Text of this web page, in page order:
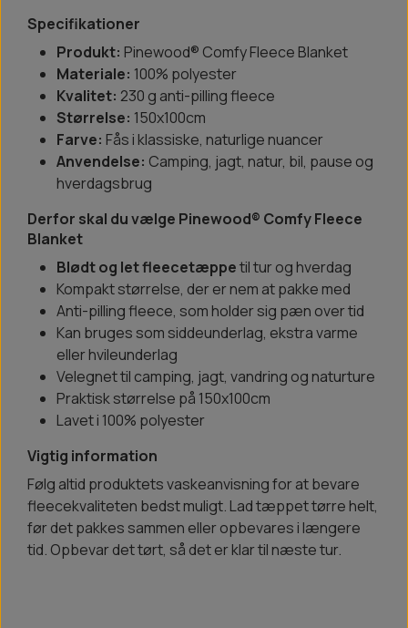
Specifikationer
Produkt: Pinewood® Comfy Fleece Blanket
Materiale: 100% polyester
Kvalitet: 230 g anti-pilling fleece
Størrelse: 150x100cm
Farve: Fås i klassiske, naturlige nuancer
Anvendelse: Camping, jagt, natur, bil, pause og
hverdagsbrug
Derfor skal du vælge Pinewood® Comfy Fleece
Blanket
Blødt og let fleecetæppetil tur og hverdag
Kompakt størrelse, der er nem at pakke med
Anti-pilling fleece, som holder sig pæn over tid
Kan bruges som siddeunderlag, ekstra varme
eller hvileunderlag
Velegnet til camping, jagt, vandring og naturture
Praktisk størrelse på 150x100cm
Lavet i 100% polyester
Vigtig information
Følg altid produktets vaskeanvisning for at bevare
fleecekvaliteten bedst muligt. Lad tæppet tørre helt,
før det pakkes sammen eller opbevares i længere
tid. Opbevar det tørt, så det er klar til næste tur.